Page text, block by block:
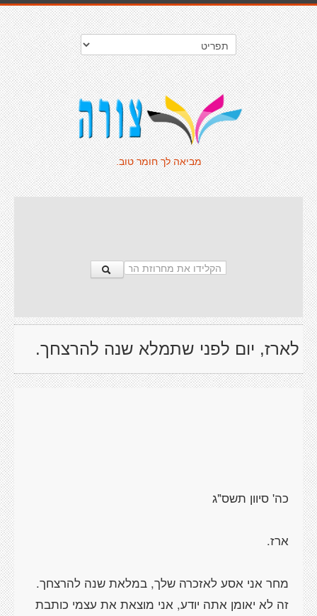
מביאה לך חומר טוב.
לארז, יום לפני שתמלא שנה להרצחך.
זה לא יאומן אתה יודע, אני מוצאת את עצמי כותבת